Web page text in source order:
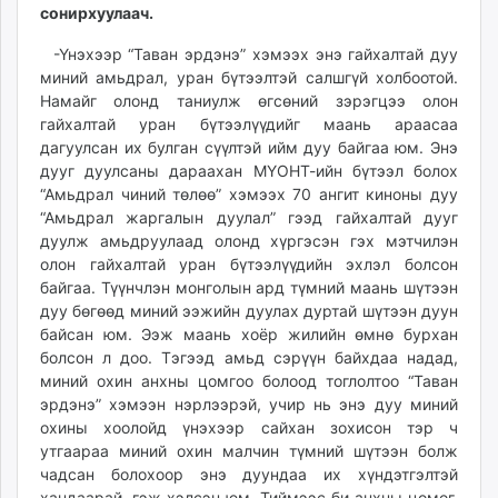
сонирхуулаач.
-Үнэхээр “Таван эрдэнэ” хэмээх энэ гайхалтай дуу
миний амьдрал, уран бүтээлтэй салшгүй холбоотой.
Намайг олонд таниулж өгсөний зэрэгцээ олон
гайхалтай уран бүтээлүүдийг маань араасаа
дагуулсан их булган сүүлтэй ийм дуу байгаа юм. Энэ
дууг дуулсаны дараахан МҮОНТ-ийн бүтээл болох
“Амьдрал чиний төлөө” хэмээх 70 ангит киноны дуу
“Амьдрал жаргалын дуулал” гээд гайхалтай дууг
дуулж амьдруулаад олонд хүргэсэн гэх мэтчилэн
олон гайхалтай уран бүтээлүүдийн эхлэл болсон
байгаа. Түүнчлэн монголын ард түмний маань шүтээн
дуу бөгөөд миний ээжийн дуулах дуртай шүтээн дуун
байсан юм. Ээж маань хоёр жилийн өмнө бурхан
болсон л доо. Тэгээд амьд сэрүүн байхдаа надад,
миний охин анхны цомгоо болоод тоглолтоо “Таван
эрдэнэ” хэмээн нэрлээрэй, учир нь энэ дуу миний
охины хоолойд үнэхээр сайхан зохисон тэр ч
утгаараа миний охин малчин түмний шүтээн болж
чадсан болохоор энэ дуундаа их хүндэтгэлтэй